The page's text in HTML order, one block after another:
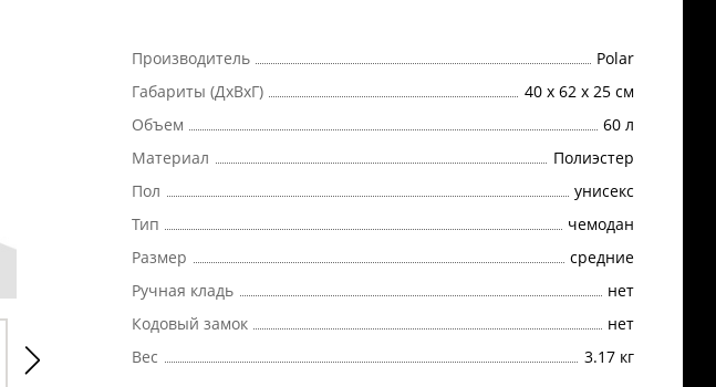
Производитель
Polar
Габариты (ДхВхГ)
40 х 62 х 25 см
Объем
60 л
Материал
Полиэстер
Пол
унисекс
Тип
чемодан
Размер
cредние
Ручная кладь
нет
Кодовый замок
нет
Вес
3.17 кг